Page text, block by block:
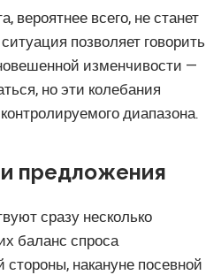
вероятнее всего, не станет
позволяет говорить
изменчивости —
но эти колебания
диапазона.
предложения
сразу несколько
баланс спроса
накануне посевной